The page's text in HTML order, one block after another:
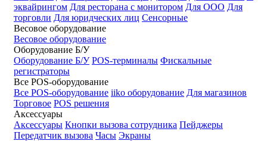
эквайрингом Для ресторана с монитором Для ООО Для
торговли Для юридческих лиц Сенсорные
Весовое оборудование
Весовое оборудование
Оборудование Б/У
Оборудование Б/У POS-терминалы Фискальные
регистраторы
Все POS-оборудование
Все POS-оборудование iiko оборудование Для магазинов
Торговое POS решения
Аксессуары
Аксессуары Кнопки вызова сотрудника Пейджеры
Передатчик вызова Часы Экраны